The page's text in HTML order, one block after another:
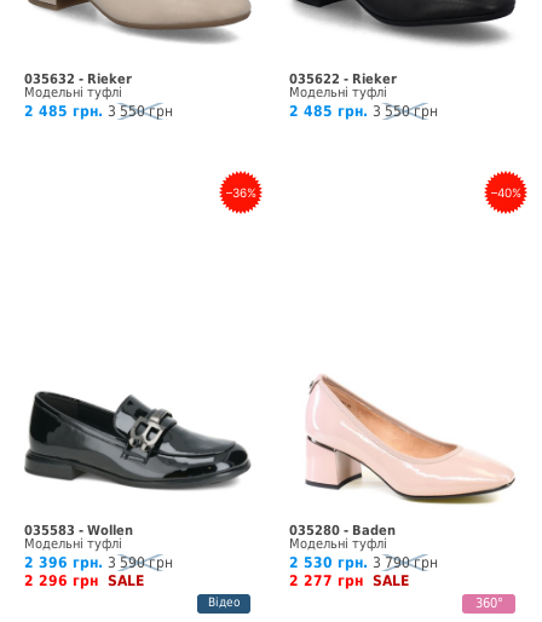
035632 - Rieker
Модельні туфлі
2 485 грн. 3 550 грн
035622 - Rieker
Модельні туфлі
2 485 грн. 3 550 грн
–36%
035583 - Wollen
Модельні туфлі
2 396 грн. 3 590 грн
2 296 грн SALE
Відео
–40%
035280 - Baden
Модельні туфлі
2 530 грн. 3 790 грн
2 277 грн SALE
360°